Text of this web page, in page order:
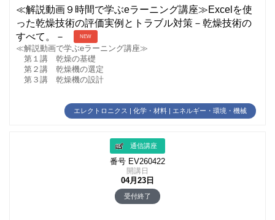
≪解説動画９時間で学ぶeラーニング講座≫Excelを使
った乾燥技術の評価実例とトラブル対策－乾燥技術の
すべて。－
NEW
≪解説動画で学ぶeラーニング講座≫
第１講 乾燥の基礎
第２講 乾燥機の選定
第３講 乾燥機の設計
エレクトロニクス | 化学・材料 | エネルギー・環境・機械
通信講座
番号 EV260422
開講日
04月23日
受付終了